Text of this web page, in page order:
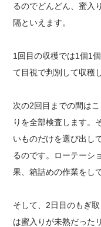
るのでどんどん、蜜入
隔といえます。
1回目の収穫では1個1
て目視で判別して収穫
次の2回目までの間は
りを全部検査します。
いものだけを選び出し
るのです。ローテーシ
果、箱詰めの作業をし
そして、2日目のもぎ
は蜜入りが未熟だった